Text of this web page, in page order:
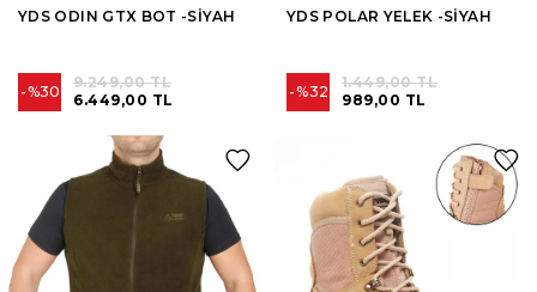
YDS ODIN GTX BOT -SİYAH
%30 6.449,00 TL
9.249,00 TL
YDS POLAR YELEK -SİYAH
%32 989,00 TL
1.449,00 TL